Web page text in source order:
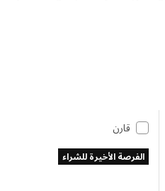
اللوحات المطبوعة بالأشكال
قارن
الفرصة الأخيرة للشراء